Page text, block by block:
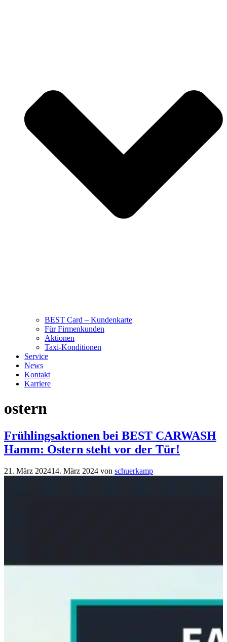
BEST Card – Kundenkarte
Für Firmenkunden
Aktionen
Taxi-Konditionen
Service
News
Kontakt
Karriere
ostern
Frühlingsaktionen bei BEST CARWASH
Hamm: Ostern steht vor der Tür!
21. März 202414. März 2024 von schuerkamp